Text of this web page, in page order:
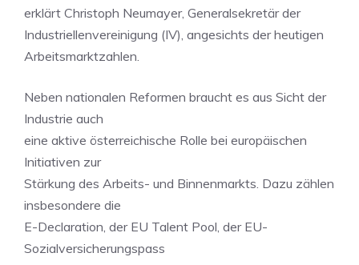
erklärt Christoph Neumayer, Generalsekretär der
Industriellenvereinigung (IV), angesichts der heutigen
Arbeitsmarktzahlen.
Neben nationalen Reformen braucht es aus Sicht der
Industrie auch
eine aktive österreichische Rolle bei europäischen
Initiativen zur
Stärkung des Arbeits- und Binnenmarkts. Dazu zählen
insbesondere die
E-Declaration, der EU Talent Pool, der EU-
Sozialversicherungspass